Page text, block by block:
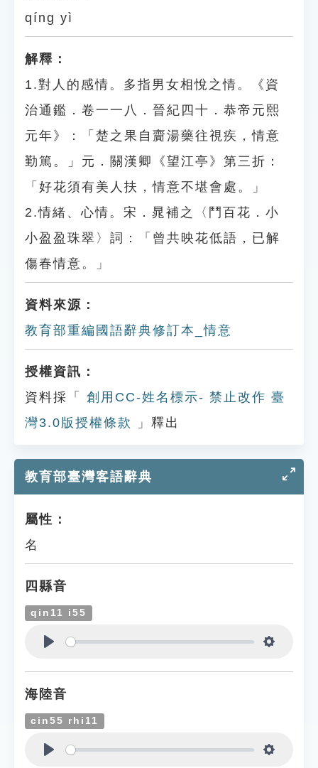
qíng yì
解釋：
1.對人的感情。多指男女相悅之情。《資
治通鑑．卷一一八．晉紀四十．恭帝元熙
元年》：「楚之果自齎湯藥往視疾，情意
勤篤。」元．關漢卿《望江亭》第三折：
「好花須有美人扶，情意不堪會處。」
2.情緒、心情。宋．晁補之〈鬥百花．小
小盈盈珠翠〉詞：「曾共映花低語，已解
傷春情意。」
資料來源：
教育部重編國語辭典修訂本_情意
授權資訊：
資料採「
創用CC-姓名標示- 禁止改作 臺
灣3.0版授權條款
」釋出
教育部臺灣客語辭典
屬性：
名
四縣音
qin11 i55
海陸音
cin55 rhi11